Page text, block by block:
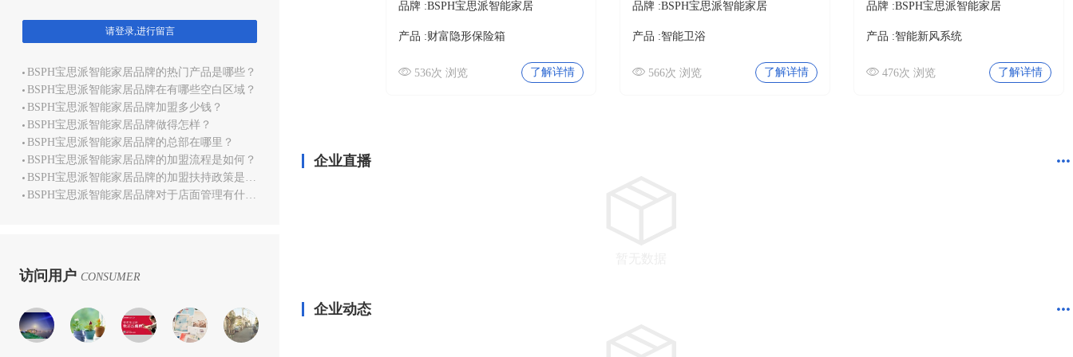
请登录,进行留言
BSPH宝思派智能家居品牌的热门产品是哪些？
BSPH宝思派智能家居品牌在有哪些空白区域？
BSPH宝思派智能家居品牌加盟多少钱？
BSPH宝思派智能家居品牌做得怎样？
BSPH宝思派智能家居品牌的总部在哪里？
BSPH宝思派智能家居品牌的加盟流程是如何？
BSPH宝思派智能家居品牌的加盟扶持政策是哪些？
BSPH宝思派智能家居品牌对于店面管理有什么培训？
访问用户 CONSUMER
品牌 :BSPH宝思派智能家居
产品 :财富隐形保险箱
536次 浏览 了解详情
品牌 :BSPH宝思派智能家居
产品 :智能卫浴
566次 浏览 了解详情
品牌 :BSPH宝思派智能家居
产品 :智能新风系统
476次 浏览 了解详情
企业直播
企业动态